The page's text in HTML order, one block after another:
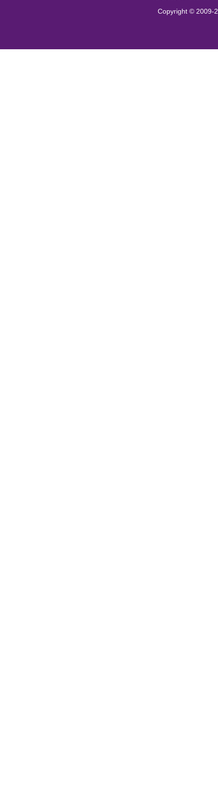
Copyright © 2009-